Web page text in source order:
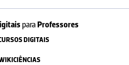
paraProfessores
DIGITAIS